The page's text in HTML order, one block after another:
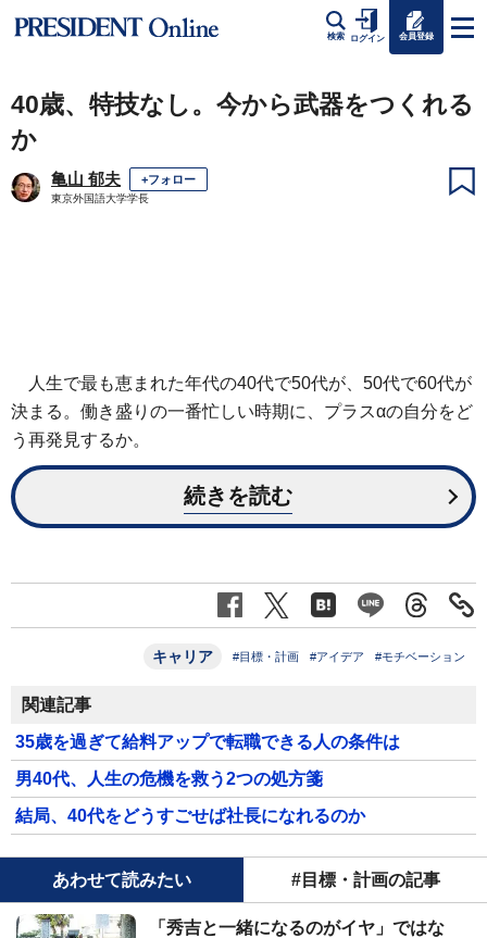
検索 ログイン 会員登録
40歳、特技なし。今から武器をつくれる
か
亀山 郁夫 +フォロー
東京外国語大学学長
人生で最も恵まれた年代の40代で50代が、50代で60代が
決まる。働き盛りの一番忙しい時期に、プラスαの自分をど
う再発見するか。
続きを読む
キャリア #目標・計画 #アイデア #モチベーション
関連記事
35歳を過ぎて給料アップで転職できる人の条件は
男40代、人生の危機を救う2つの処方箋
結局、40代をどうすごせば社長になれるのか
あわせて読みたい #目標・計画の記事
「秀吉と一緒になるのがイヤ」ではな